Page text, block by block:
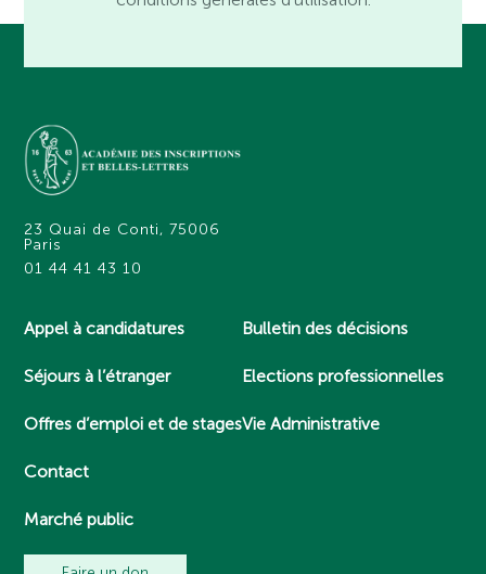
23 Quai de Conti, 75006
Paris
01 44 41 43 10
Appel à candidatures
Séjours à l’étranger
Offres d’emploi et de stages
Contact
Marché public
Bulletin des décisions
Elections professionnelles
Vie Administrative